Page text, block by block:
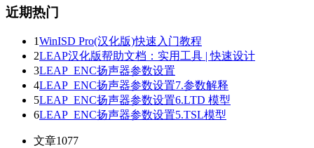
近期热门
1WinISD Pro(汉化版)快速入门教程
2LEAP汉化版帮助文档：实用工具 | 快速设计
3LEAP_ENC扬声器参数设置
4LEAP_ENC扬声器参数设置7.参数解释
5LEAP_ENC扬声器参数设置6.LTD 模型
6LEAP_ENC扬声器参数设置5.TSL模型
文章1077